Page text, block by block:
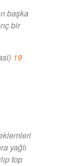
başka
bir
19
yağlı
top